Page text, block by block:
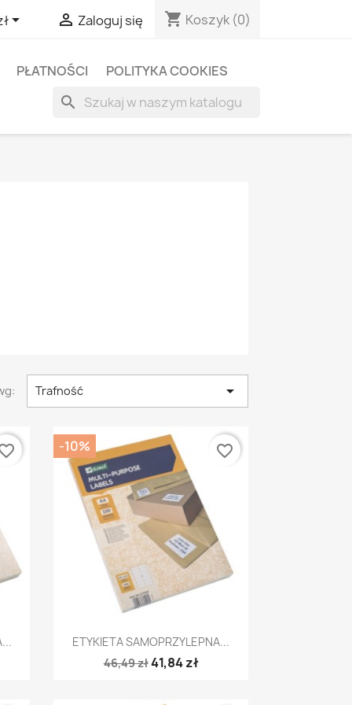
  Zaloguj się shopping_cart Koszyk (0)
PŁATNOŚCI POLITYKA COOKIES
search
Trafność 
Szybki podgląd
ETYKIETA SAMOPRZYLEPNA...
46,49 zł41,84 zł
-10% favorite_border